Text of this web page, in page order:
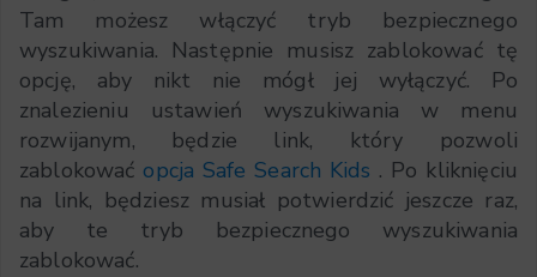
Tam możesz włączyć tryb bezpiecznego
wyszukiwania. Następnie musisz zablokować tę
opcję, aby nikt nie mógł jej wyłączyć. Po
znalezieniu ustawień wyszukiwania w menu
rozwijanym, będzie link, który pozwoli
zablokować opcja Safe Search Kids . Po kliknięciu
na link, będziesz musiał potwierdzić jeszcze raz,
aby te tryb bezpiecznego wyszukiwania
zablokować.